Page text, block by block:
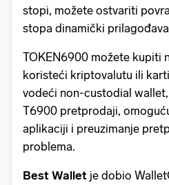
stopi, možete ostvariti
stopa dinamički
TOKEN6900 možete kupiti
koristeći kriptovalutu ili
vodeći non-custodial
T6900 pretprodaji,
aplikaciji i preuzimanje
problema.
Best Wallet je dobio